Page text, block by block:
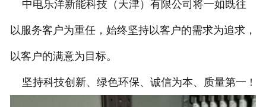
中电乐洋新能科技（天津）有限公司将一如既往
以服务客户为重任，始终坚持以客户的需求为追求，
以客户的满意为目标。
坚持科技创新、绿色环保、诚信为本、质量第一 !